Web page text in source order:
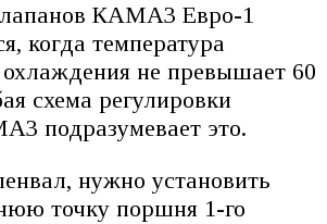
КАМАЗ Евро-1
когда температура
не превышает 60
схема регулировки
подразумевает это.
нужно установить
точку поршня 1-го